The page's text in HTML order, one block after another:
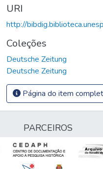
URI
http://
Coleções
Deutsche Zeitung
Deutsche Zeitung
Página do item
PARCEIROS